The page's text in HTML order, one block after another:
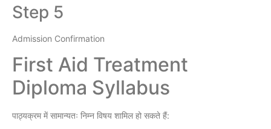
Step 5
Admission Confirmation
First Aid Treatment
Diploma Syllabus
पाठ्यक्रम में सामान्यतः निम्न विषय शामिल हो सकते हैं: